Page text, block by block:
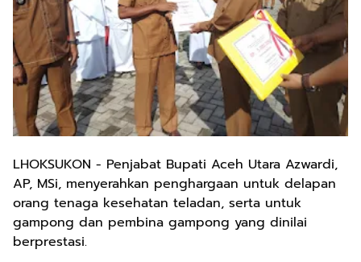
LHOKSUKON - Penjabat Bupati Aceh Utara Azwardi,
AP, MSi, menyerahkan penghargaan untuk delapan
orang tenaga kesehatan teladan, serta untuk
gampong dan pembina gampong yang dinilai
berprestasi.